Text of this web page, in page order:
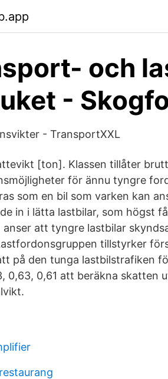
och
-
- TransportXXL
[ton]. Klassen tillåter
för ännu tyngre
som en bil som varken kan
de in i lätta lastbilar, som högst
anser att tyngre lastbilar
tillstyrker
på den tunga lastbilstrafiken
0,63, 0,61 att beräkna skatten